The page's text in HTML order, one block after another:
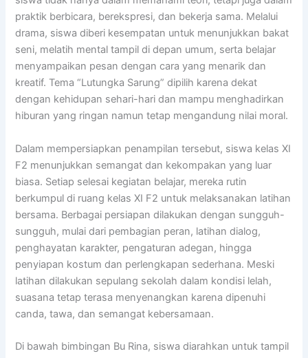
praktik berbicara, berekspresi, dan bekerja sama. Melalui
drama, siswa diberi kesempatan untuk menunjukkan bakat
seni, melatih mental tampil di depan umum, serta belajar
menyampaikan pesan dengan cara yang menarik dan
kreatif. Tema “Lutungka Sarung” dipilih karena dekat
dengan kehidupan sehari-hari dan mampu menghadirkan
hiburan yang ringan namun tetap mengandung nilai moral.
Dalam mempersiapkan penampilan tersebut, siswa kelas XI
F2 menunjukkan semangat dan kekompakan yang luar
biasa. Setiap selesai kegiatan belajar, mereka rutin
berkumpul di ruang kelas XI F2 untuk melaksanakan latihan
bersama. Berbagai persiapan dilakukan dengan sungguh-
sungguh, mulai dari pembagian peran, latihan dialog,
penghayatan karakter, pengaturan adegan, hingga
penyiapan kostum dan perlengkapan sederhana. Meski
latihan dilakukan sepulang sekolah dalam kondisi lelah,
suasana tetap terasa menyenangkan karena dipenuhi
canda, tawa, dan semangat kebersamaan.
Di bawah bimbingan Bu Rina, siswa diarahkan untuk tampil